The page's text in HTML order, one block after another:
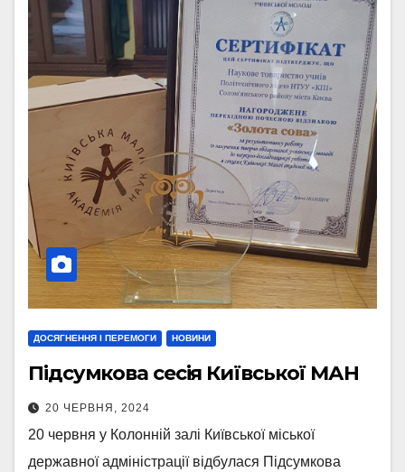
ДОСЯГНЕННЯ І ПЕРЕМОГИ НОВИНИ
Підсумкова сесія Київської МАН
20 ЧЕРВНЯ, 2024
20 червня у Колонній залі Київської міської
державної адміністрації відбулася Підсумкова